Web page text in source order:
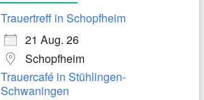
Trauertreff in Schopfheim
21 Aug. 26
Schopfheim
Trauercafé in Stühlingen-
Schwaningen